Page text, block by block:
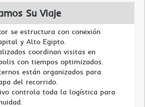
Su Viaje
se estructura con conexión
y Alto Egipto.
coordinan visitas en
con tiempos optimizados.
están organizados para
del recorrido.
controla toda la logística para